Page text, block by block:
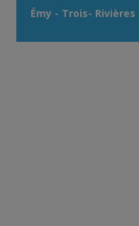
Émy - Trois- Rivières